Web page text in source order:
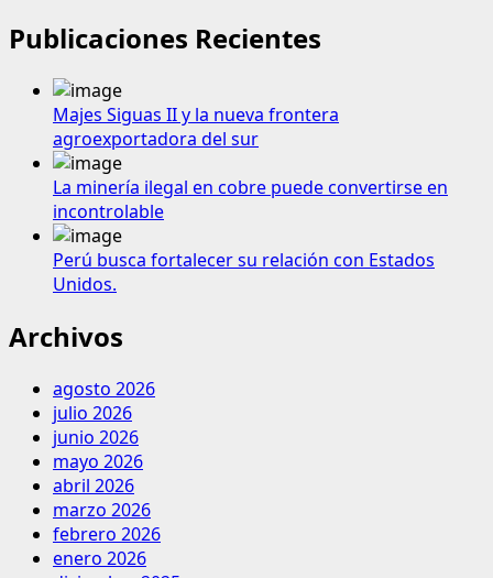
Publicaciones Recientes
Majes Siguas II y la nueva frontera
agroexportadora del sur
La minería ilegal en cobre puede convertirse en
incontrolable
Perú busca fortalecer su relación con Estados
Unidos.
Archivos
agosto 2026
julio 2026
junio 2026
mayo 2026
abril 2026
marzo 2026
febrero 2026
enero 2026